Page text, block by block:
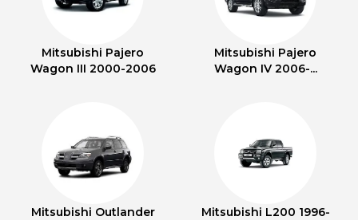
Mitsubishi Pajero
Wagon III 2000-2006
Mitsubishi Pajero
Wagon IV 2006-...
Mitsubishi Outlander
Mitsubishi L200 1996-